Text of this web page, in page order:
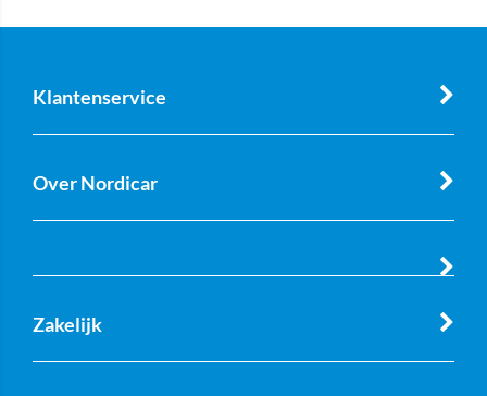
Klantenservice
Over Nordicar
Zakelijk